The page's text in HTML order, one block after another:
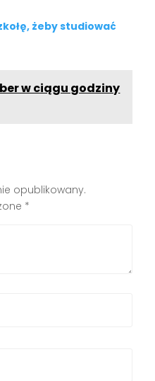
żeby studiować
w ciągu godziny
opublikowany.
*